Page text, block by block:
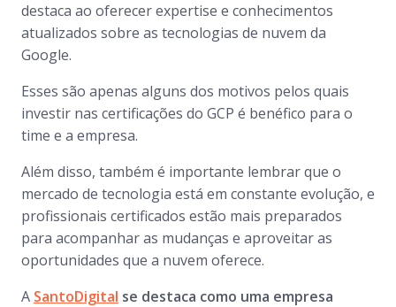
destaca ao oferecer expertise e conhecimentos
atualizados sobre as tecnologias de nuvem da
Google.
Esses são apenas alguns dos motivos pelos quais
investir nas certificações do GCP é benéfico para o
time e a empresa.
Além disso, também é importante lembrar que o
mercado de tecnologia está em constante evolução, e
profissionais certificados estão mais preparados
para acompanhar as mudanças e aproveitar as
oportunidades que a nuvem oferece.
A SantoDigital se destaca como uma empresa